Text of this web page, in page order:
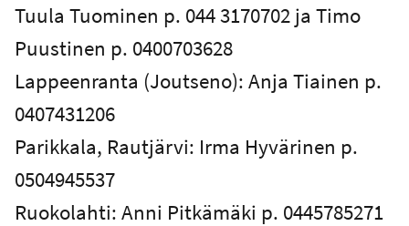
Tuula Tuominen p. 044 3170702 ja Timo
Puustinen p. 0400703628
Lappeenranta (Joutseno): Anja Tiainen p.
0407431206
Parikkala, Rautjärvi: Irma Hyvärinen p.
0504945537
Ruokolahti: Anni Pitkämäki p. 0445785271